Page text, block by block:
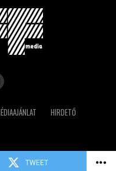
TWEET
HIRDETŐ
IRK